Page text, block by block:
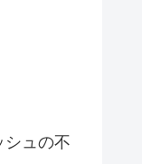
シュの不